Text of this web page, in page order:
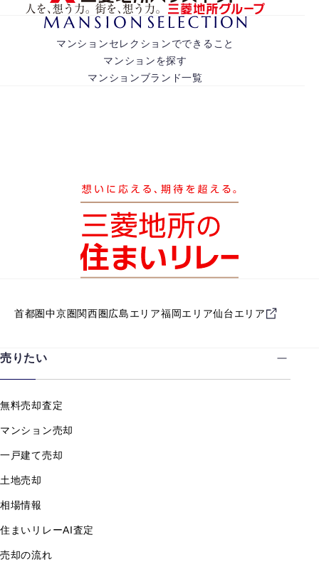
マンションセレクションでできること
マンションを探す
マンションブランド一覧
首都圏中京圏関西圏広島エリア福岡エリア仙台エリア
売りたい
無料売却査定
マンション売却
一戸建て売却
土地売却
相場情報
住まいリレーAI査定
売却の流れ